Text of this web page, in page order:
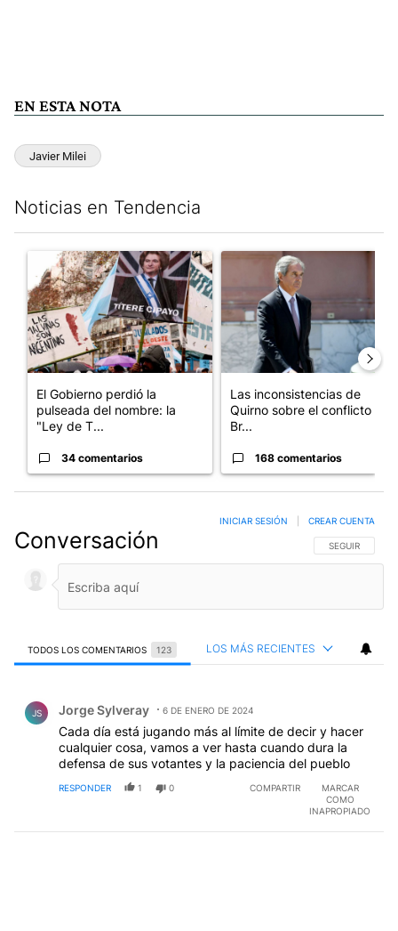
EN ESTA NOTA
Javier Milei
Noticias en Tendencia
Un artículo de tendencia con el título "El Gobierno perdió la
El Gobierno perdió la
pulseada del nombre: la
"Ley de T...
34 comentarios
Un artículo de tendencia con
Las inconsistencias de
Quirno sobre el conflicto con
Br...
168 comentarios
Conversación SIGA ESTA
SEGUIR
INICIAR SESIÓN CREAR CUENTA
TODOS LOS COMENTARIOS 123 LOS MÁS RECIENTES
JS Jorge Sylveray 6 DE ENERO DE 2024
Cada día está jugando más al límite de decir y hacer
cualquier cosa, vamos a ver hasta cuando dura la
defensa de sus votantes y la paciencia del pueblo
RESPONDER 1 0 COMPARTIR
MARCAR
COMO
INAPROPIADO